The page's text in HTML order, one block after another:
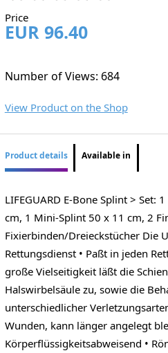
Price
EUR 96.40
Number of Views: 684
View Product on the Shop
Product details Available in
LIFEGUARD E-Bone Splint > Set:
cm, 1 Mini-Splint 50 x 11 cm, 2
Fixierbinden/Dreieckstücher Die
Rettungsdienst • Paßt in jeden
große Vielseitigkeit läßt die
Halswirbelsäule zu, sowie die
unterschiedlicher
Wunden, kann länger angelegt
Körperflüssigkeitsabweisend •